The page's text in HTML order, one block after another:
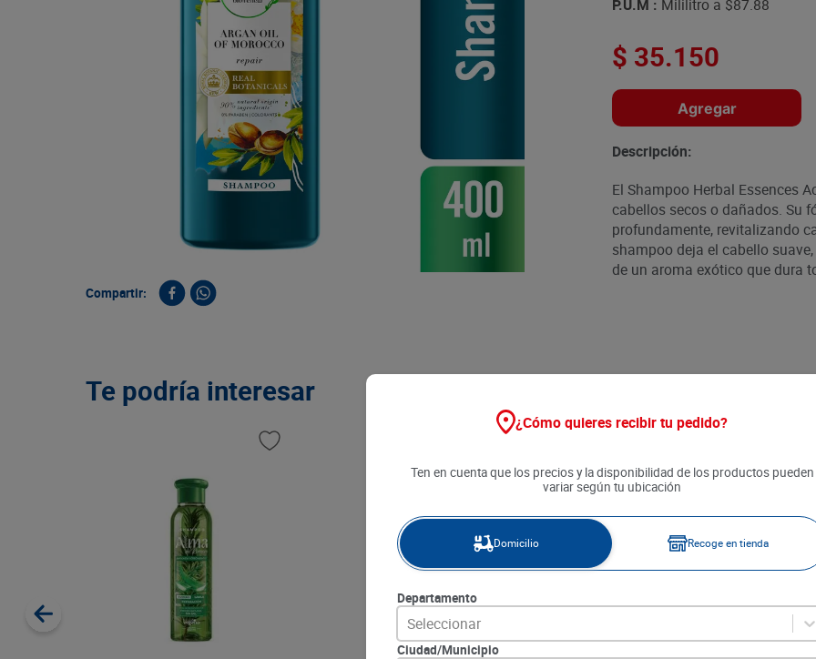
9.
queso
10. papa
Compartir:
P.U.M : Mililitro a $87.88
$ 35.150
Agregar
Descripción:
El Shampoo Herbal Essences
cabellos secos o dañados. Su
profundamente, revitalizando
shampoo deja el cabello
de un aroma exótico que dura
Te podría interesar
¿Cómo quieres recibir tu pedido?
Ten en cuenta que los precios y la disponibilidad de los productos pueden
variar según tu ubicación
Domicilio Recoge en tienda
Departamento
Seleccionar
Ciudad/Municipio